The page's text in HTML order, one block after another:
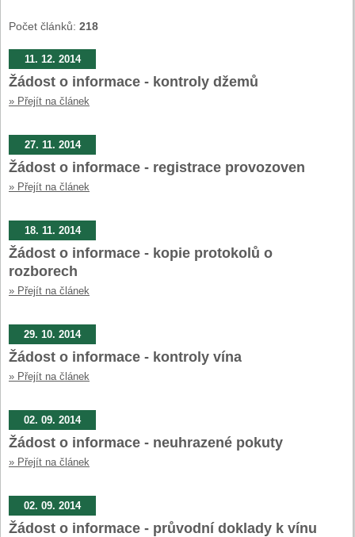
Počet článků: 218
11. 12. 2014
Žádost o informace - kontroly džemů
» Přejít na článek
27. 11. 2014
Žádost o informace - registrace provozoven
» Přejít na článek
18. 11. 2014
Žádost o informace - kopie protokolů o
rozborech
» Přejít na článek
29. 10. 2014
Žádost o informace - kontroly vína
» Přejít na článek
02. 09. 2014
Žádost o informace - neuhrazené pokuty
» Přejít na článek
02. 09. 2014
Žádost o informace - průvodní doklady k vínu